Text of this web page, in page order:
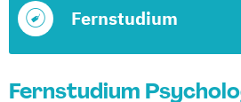
Fernstudium
Fernstudium